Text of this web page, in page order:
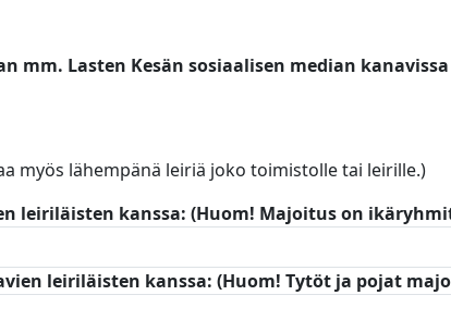
Lasten Kesän sosiaalisen median
myös lähempänä leiriä joko toimistolle tai leirille.)
leiriläisten kanssa: (Huom! Majoitus on
leiriläisten kanssa: (Huom! Tytöt ja pojat